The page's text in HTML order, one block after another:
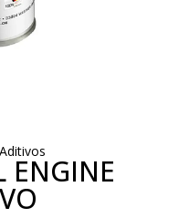
Aditivos
ENGINE